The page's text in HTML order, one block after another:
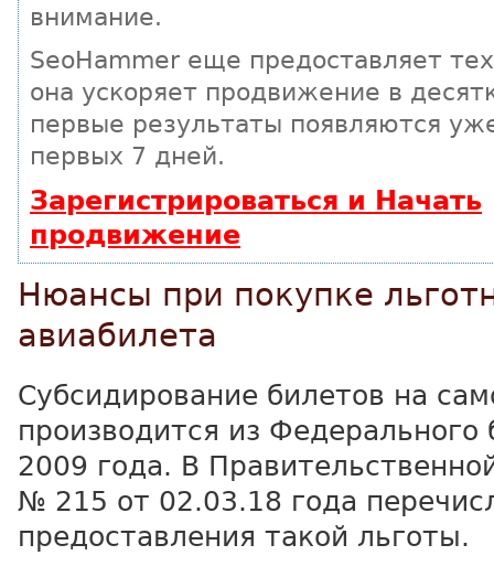
внимание.
SeoHammer еще предоставляет
она ускоряет продвижение в
первые результаты появляются
первых 7 дней.
Зарегистрироваться и Начать
продвижение
Нюансы при покупке
авиабилета
Субсидирование билетов на
производится из
2009 года. В
№ 215 от 02.03.18 года
предоставления такой льготы.